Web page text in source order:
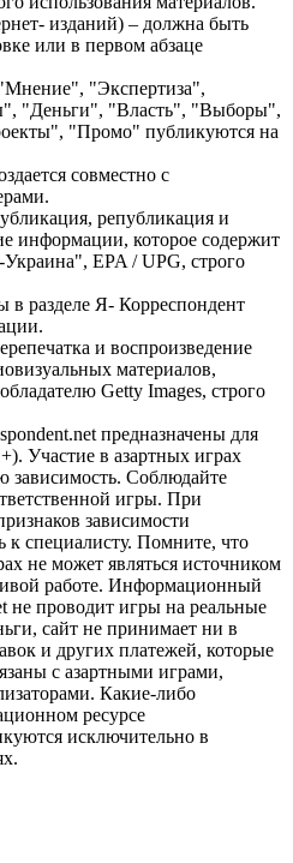
изданий) – должна быть
или в первом абзаце
"Экспертиза",
"Деньги", "Власть", "Выборы",
"Промо" публикуются на
совместно с
републикация и
информации, которое содержит
EPA / UPG, строго
в разделе Я- Корреспондент
и воспроизведение
материалов,
Getty Images, строго
предназначены для
Участие в азартных играх
зависимость. Соблюдайте
игры. При
зависимости
к специалисту. Помните, что
не может являться источником
работе. Информационный
не проводит игры на реальные
сайт не принимает ни в
и других платежей, которые
с азартными играми,
Какие-либо
ресурсе
исключительно в